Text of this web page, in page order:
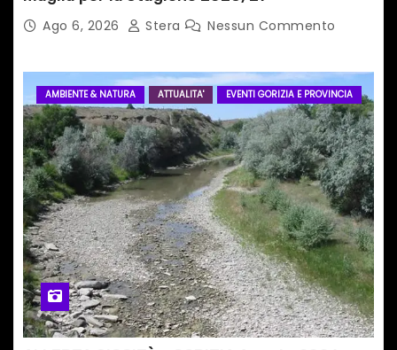
Ago 6, 2026 Stera Nessun Commento
AMBIENTE & NATURA ATTUALITA' EVENTI GORIZIA E PROVINCIA